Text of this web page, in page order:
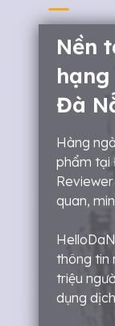
Nền
Đà
Hàng
phẩm tại
quan,
thông tin
triệu
dụng